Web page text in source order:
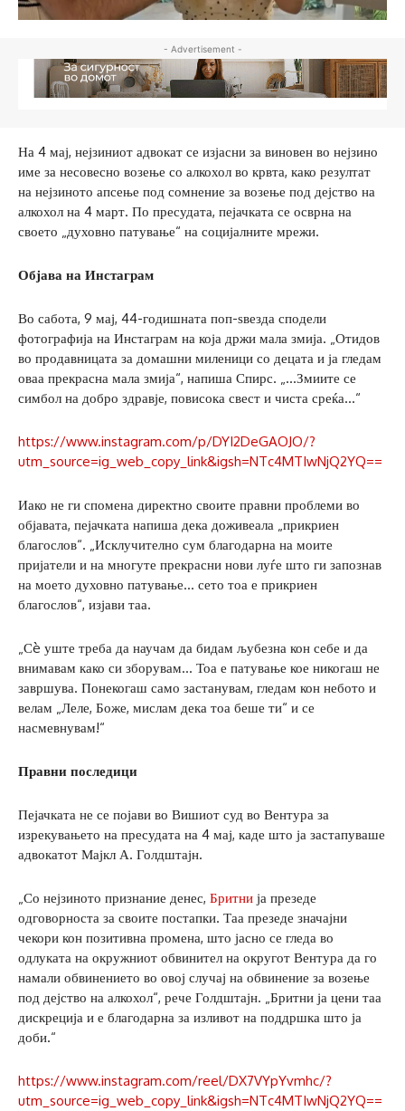
- Advertisement -
На 4 мај, нејзиниот адвокат се изјасни за виновен во нејзино
име за несовесно возење со алкохол во крвта, како резултат
на нејзиното апсење под сомнение за возење под дејство на
алкохол на 4 март. По пресудата, пејачката се осврна на
своето „духовно патување“ на социјалните мрежи.
Објава на Инстаграм
Во сабота, 9 мај, 44-годишната поп-ѕвезда сподели
фотографија на Инстаграм на која држи мала змија. „Отидов
во продавницата за домашни миленици со децата и ја гледам
оваа прекрасна мала змија“, напиша Спирс. „…Змиите се
симбол на добро здравје, повисока свест и чиста среќа…“
https://www.instagram.com/p/DYI2DeGAOJO/?
utm_source=ig_web_copy_link&igsh=NTc4MTIwNjQ2YQ==
Иако не ги спомена директно своите правни проблеми во
објавата, пејачката напиша дека доживеала „прикриен
благослов“. „Исклучително сум благодарна на моите
пријатели и на многуте прекрасни нови луѓе што ги запознав
на моето духовно патување… сето тоа е прикриен
благослов“, изјави таа.
„Сè уште треба да научам да бидам љубезна кон себе и да
внимавам како си зборувам… Тоа е патување кое никогаш не
завршува. Понекогаш само застанувам, гледам кон небото и
велам „Леле, Боже, мислам дека тоа беше ти“ и се
насмевнувам!“
Правни последици
Пејачката не се појави во Вишиот суд во Вентура за
изрекувањето на пресудата на 4 мај, каде што ја застапуваше
адвокатот Мајкл А. Голдштајн.
„Со нејзиното признание денес, Бритни ја презеде
одговорноста за своите постапки. Таа презеде значајни
чекори кон позитивна промена, што јасно се гледа во
одлуката на окружниот обвинител на округот Вентура да го
намали обвинението во овој случај на обвинение за возење
под дејство на алкохол“, рече Голдштајн. „Бритни ја цени таа
дискреција и е благодарна за изливот на поддршка што ја
доби.“
https://www.instagram.com/reel/DX7VYpYvmhc/?
utm_source=ig_web_copy_link&igsh=NTc4MTIwNjQ2YQ==